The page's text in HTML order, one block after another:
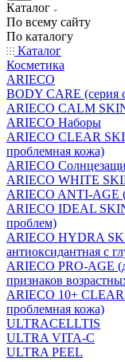
Каталог
По всему сайту
По каталогу
Каталог
Косметика
ARIECO
BODY CARE (серия
ARIECO CALM SKIN
ARIECO Наборы
ARIECO CLEAR
проблемная кожа)
ARIECO
ARIECO WHITE
ARIECO ANTI-AGE
ARIECO IDEAL
проблем)
ARIECO HYDRA
антиоксидантная с
ARIECO PRO-AGE
признаков
ARIECO 10+ CLEAR
проблемная кожа)
ULTRACELLTIS
ULTRA VITA-C
ULTRA PEEL